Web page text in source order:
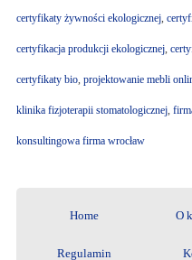
certyfikaty żywności ekologicznej,
certyfikacja produkcji ekologicznej,
certyfikaty bio, projektowanie mebli
klinika fizjoterapii stomatologicznej,
konsultingowa firma wrocław
Home O
Regulamin